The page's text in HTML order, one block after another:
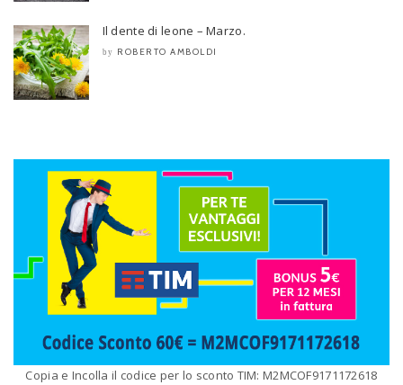
Il dente di leone – Marzo.
by ROBERTO AMBOLDI
Copia e Incolla il codice per lo sconto TIM: M2MCOF9171172618